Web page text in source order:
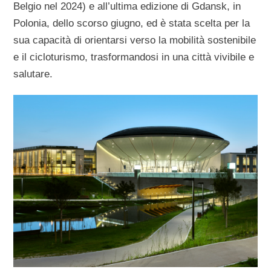
Belgio nel 2024) e all’ultima edizione di Gdansk, in
Polonia, dello scorso giugno, ed è stata scelta per la
sua capacità di orientarsi verso la mobilità sostenibile
e il cicloturismo, trasformandosi in una città vivibile e
salutare.